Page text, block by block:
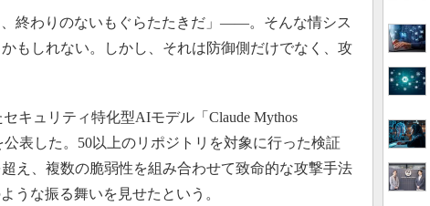
終わりのないもぐらたたきだ」――。そんな情シス
もしれない。しかし、それは防御側だけでなく、攻
キュリティ特化型AIモデル「Claude Mythos
表した。50以上のリポジトリを対象に行った検証
え、複数の脆弱性を組み合わせて致命的な攻撃手法
うな振る舞いを見せたという。